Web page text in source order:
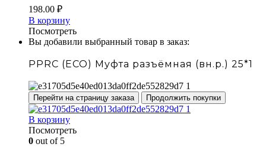
198.00 ₽
В корзину
Посмотреть
Вы добавили выбранный товар в заказ:
PPRC (ECO) Муфта разъёмная (вн.р.) 25*1
Перейти на страницу заказа Продолжить покупки
В корзину
Посмотреть
0 out of 5